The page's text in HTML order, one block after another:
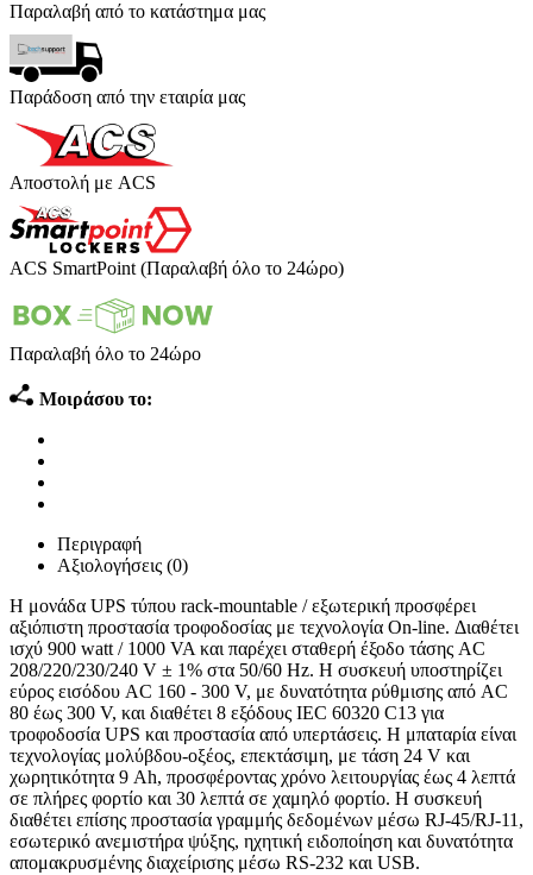
Παραλαβή από το κατάστημα μας
Παράδοση από την εταιρία μας
Αποστολή με ACS
ACS SmartPoint (Παραλαβή όλο το 24ώρο)
Παραλαβή όλο το 24ώρο
Μοιράσου το:
Περιγραφή
Αξιολογήσεις (0)
Η μονάδα UPS τύπου rack-mountable / εξωτερική προσφέρει
αξιόπιστη προστασία τροφοδοσίας με τεχνολογία On-line. Διαθέτει
ισχύ 900 watt / 1000 VA και παρέχει σταθερή έξοδο τάσης AC
208/220/230/240 V ± 1% στα 50/60 Hz. Η συσκευή υποστηρίζει
εύρος εισόδου AC 160 - 300 V, με δυνατότητα ρύθμισης από AC
80 έως 300 V, και διαθέτει 8 εξόδους IEC 60320 C13 για
τροφοδοσία UPS και προστασία από υπερτάσεις. Η μπαταρία είναι
τεχνολογίας μολύβδου-οξέος, επεκτάσιμη, με τάση 24 V και
χωρητικότητα 9 Ah, προσφέροντας χρόνο λειτουργίας έως 4 λεπτά
σε πλήρες φορτίο και 30 λεπτά σε χαμηλό φορτίο. Η συσκευή
διαθέτει επίσης προστασία γραμμής δεδομένων μέσω RJ-45/RJ-11,
εσωτερικό ανεμιστήρα ψύξης, ηχητική ειδοποίηση και δυνατότητα
απομακρυσμένης διαχείρισης μέσω RS-232 και USB.